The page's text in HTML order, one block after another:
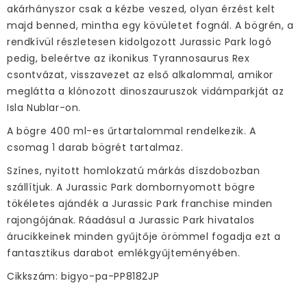
akárhányszor csak a kézbe veszed, olyan érzést kelt
majd benned, mintha egy kövületet fognál. A bögrén, a
rendkívül részletesen kidolgozott Jurassic Park logó
pedig, beleértve az ikonikus Tyrannosaurus Rex
csontvázat, visszavezet az első alkalommal, amikor
meglátta a klónozott dinoszauruszok vidámparkját az
Isla Nublar-on.
A bögre 400 ml-es űrtartalommal rendelkezik. A
csomag 1 darab bögrét tartalmaz.
Színes, nyitott homlokzatú márkás díszdobozban
szállítjuk. A Jurassic Park dombornyomott bögre
tökéletes ajándék a Jurassic Park franchise minden
rajongójának. Ráadásul a Jurassic Park hivatalos
árucikkeinek minden gyűjtője örömmel fogadja ezt a
fantasztikus darabot emlékgyűjteményében.
Cikkszám: bigyo-pa-PP8182JP